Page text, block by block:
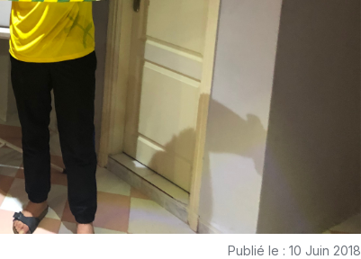
Publié le : 10 Juin 2018